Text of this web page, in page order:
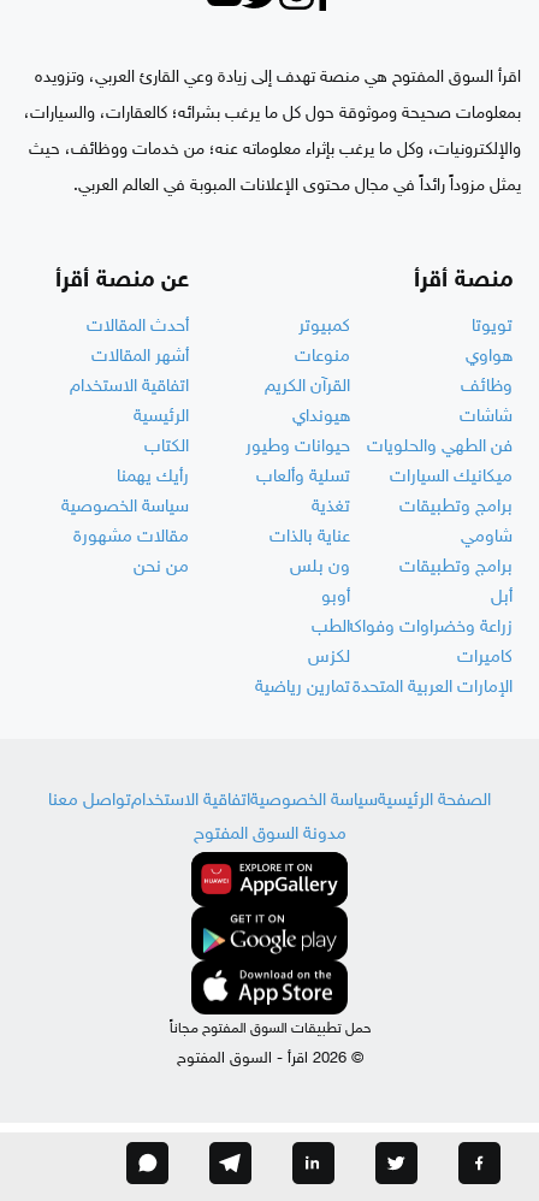
اقرأ السوق المفتوح هي منصة تهدف إلى زيادة وعي القارئ العربي، وتزويده
بمعلومات صحيحة وموثوقة حول كل ما يرغب بشرائه؛ كالعقارات، والسيارات،
والإلكترونيات، وكل ما يرغب بإثراء معلوماته عنه؛ من خدمات ووظائف، حيث
يمثل مزوداً رائداً في مجال محتوى الإعلانات المبوبة في العالم العربي.
منصة أقرأ
تويوتا
كمبيوتر
هواوي
منوعات
وظائف
القرآن الكريم
شاشات
هيونداي
فن الطهي والحلويات
حيوانات وطيور
ميكانيك السيارات
تسلية وألعاب
برامج وتطبيقات
تغذية
شاومي
عناية بالذات
برامج وتطبيقات
ون بلس
أبل
أوبو
زراعة وخضراوات وفواكهالطب
كاميرات
لكزس
الإمارات العربية المتحدةتمارين رياضية
عن منصة أقرأ
أحدث المقالات
أشهر المقالات
اتفاقية الاستخدام
الرئيسية
الكتاب
رأيك يهمنا
سياسة الخصوصية
مقالات مشهورة
من نحن
الصفحة الرئيسيةسياسة الخصوصيةاتفاقية الاستخدامتواصل معنا
مدونة السوق المفتوح
حمل تطبيقات السوق المفتوح مجاناً
© 2026 اقرأ - السوق المفتوح